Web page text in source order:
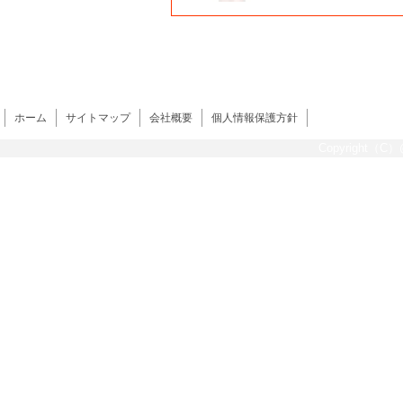
ホーム サイトマップ 会社概要 個人情報保護方針